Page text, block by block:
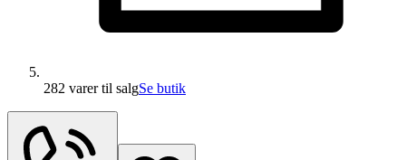
282 varertil salgSe butik